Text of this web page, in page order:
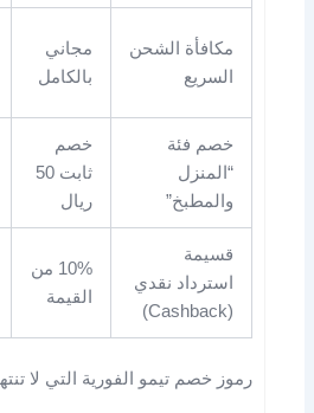
مكافأة الشحن
السريع
مجاني
بالكامل
خصم فئة
“المنزل
والمطبخ”
خصم
ثابت 50
ريال
قسيمة
استرداد نقدي
(Cashback)
10% من
القيمة
رموز خصم تيمو الفورية التي لا